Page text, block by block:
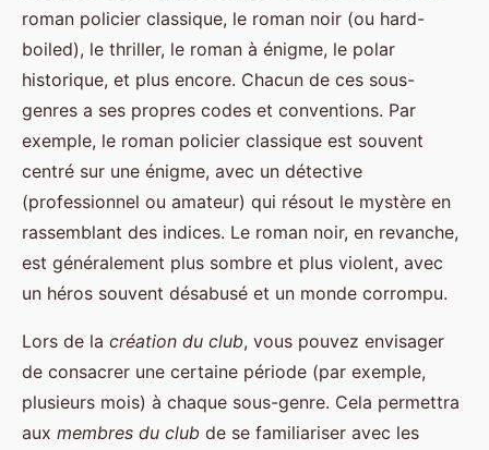
roman policier classique, le roman noir (ou hard-
boiled), le thriller, le roman à énigme, le polar
historique, et plus encore. Chacun de ces sous-
genres a ses propres codes et conventions. Par
exemple, le roman policier classique est souvent
centré sur une énigme, avec un détective
(professionnel ou amateur) qui résout le mystère en
rassemblant des indices. Le roman noir, en revanche,
est généralement plus sombre et plus violent, avec
un héros souvent désabusé et un monde corrompu.
Lors de la création du club, vous pouvez envisager
de consacrer une certaine période (par exemple,
plusieurs mois) à chaque sous-genre. Cela permettra
aux membres du club de se familiariser avec les